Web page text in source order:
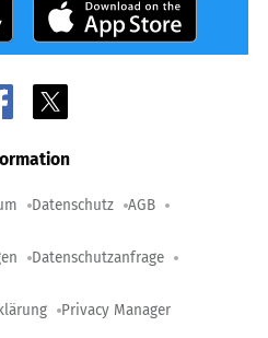
Datenschutz AGB
Datenschutzanfrage
Privacy Manager